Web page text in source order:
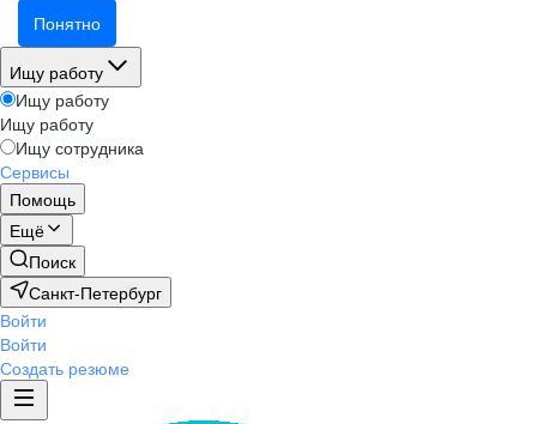
Понятно
Ищу работу
Ищу работу
Ищу работу
Ищу сотрудника
Сервисы
Помощь
Ещё
Поиск
Санкт-Петербург
Войти
Войти
Создать резюме